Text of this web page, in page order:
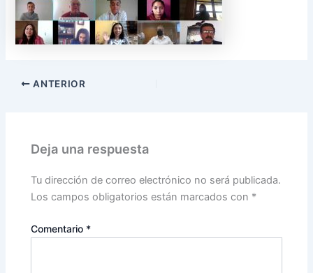
ANTERIOR
Deja una respuesta
Tu dirección de correo electrónico no será publicada.
Los campos obligatorios están marcados con *
Comentario *